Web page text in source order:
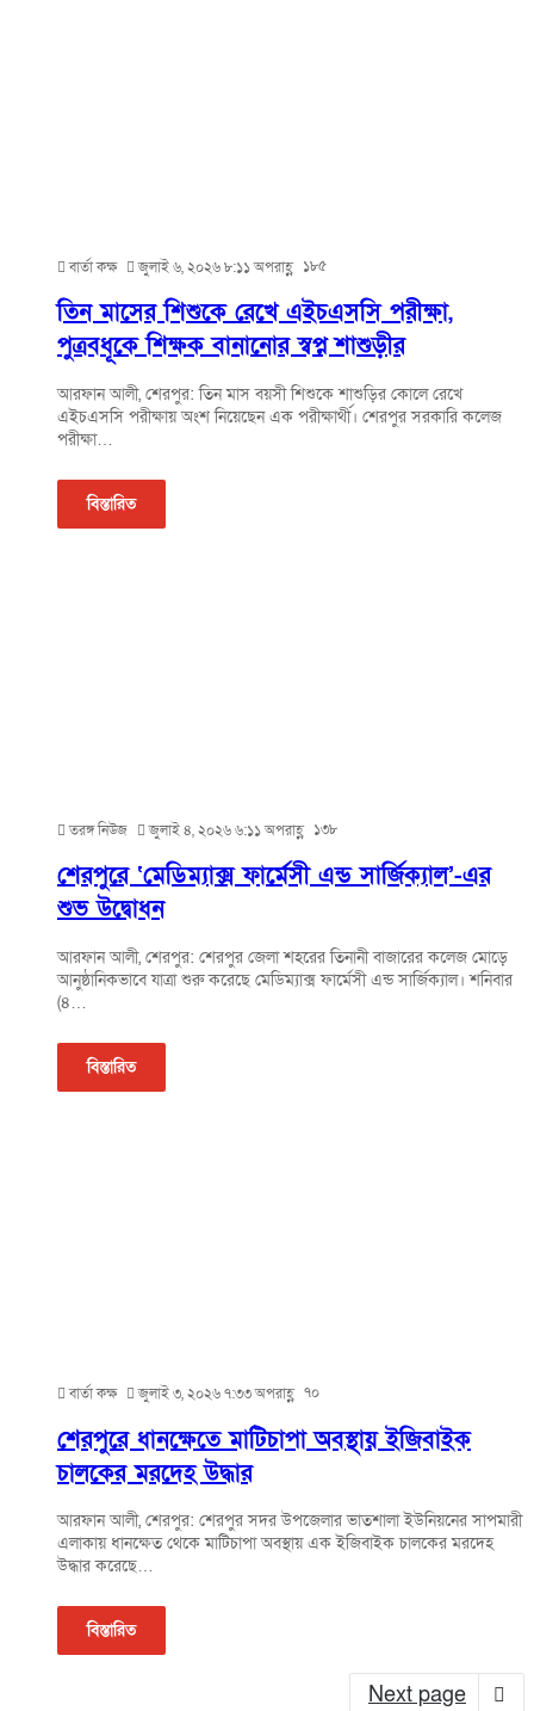
বার্তা কক্ষ জুলাই ৬, ২০২৬ ৮:১১ অপরাহ্ণ ১৮৫
তিন মাসের শিশুকে রেখে এইচএসসি পরীক্ষা,
পুত্রবধূকে শিক্ষক বানানোর স্বপ্ন শাশুড়ীর
আরফান আলী, শেরপুর: তিন মাস বয়সী শিশুকে শাশুড়ির কোলে রেখে
এইচএসসি পরীক্ষায় অংশ নিয়েছেন এক পরীক্ষার্থী। শেরপুর সরকারি কলেজ
পরীক্ষা…
বিস্তারিত
তরঙ্গ নিউজ জুলাই ৪, ২০২৬ ৬:১১ অপরাহ্ণ ১৩৮
শেরপুরে ‘মেডিম্যাক্স ফার্মেসী এন্ড সার্জিক্যাল’-এর
শুভ উদ্বোধন
আরফান আলী, শেরপুর: শেরপুর জেলা শহরের তিনানী বাজারের কলেজ মোড়ে
আনুষ্ঠানিকভাবে যাত্রা শুরু করেছে মেডিম্যাক্স ফার্মেসী এন্ড সার্জিক্যাল। শনিবার
(৪…
বিস্তারিত
বার্তা কক্ষ জুলাই ৩, ২০২৬ ৭:৩৩ অপরাহ্ণ ৭০
শেরপুরে ধানক্ষেতে মাটিচাপা অবস্থায় ইজিবাইক
চালকের মরদেহ উদ্ধার
আরফান আলী, শেরপুর: শেরপুর সদর উপজেলার ভাতশালা ইউনিয়নের সাপমারী
এলাকায় ধানক্ষেত থেকে মাটিচাপা অবস্থায় এক ইজিবাইক চালকের মরদেহ
উদ্ধার করেছে…
বিস্তারিত
Next page